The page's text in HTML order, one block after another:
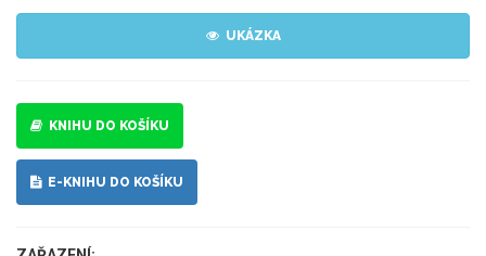
UKÁZKA
KNIHU DO KOŠÍKU
E-KNIHU DO KOŠÍKU